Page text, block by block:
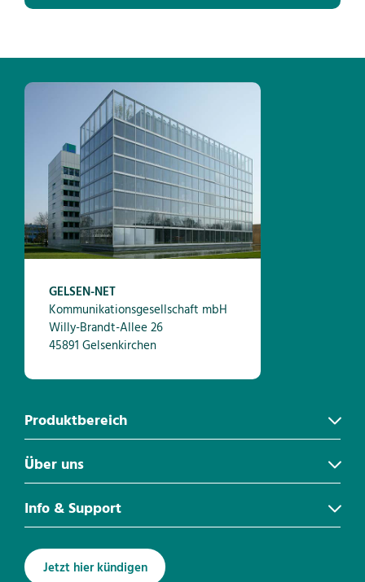
GELSEN-NET
Kommunikationsgesellschaft mbH
Willy-Brandt-Allee 26
45891 Gelsenkirchen
Produktbereich
Über uns
Info & Support
Jetzt hier kündigen